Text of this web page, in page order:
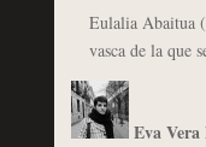
Eulalia Abaitua
vasca de la que
Eva